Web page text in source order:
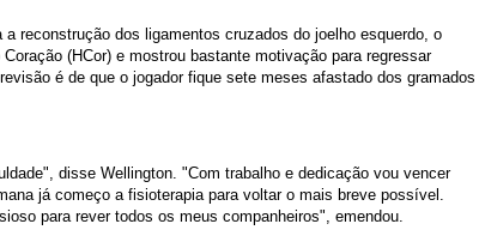
reconstrução dos ligamentos cruzados do joelho esquerdo, o
(HCor) e mostrou bastante motivação para regressar
é de que o jogador fique sete meses afastado dos gramados
disse Wellington. "Com trabalho e dedicação vou vencer
já começo a fisioterapia para voltar o mais breve possível.
para rever todos os meus companheiros", emendou.